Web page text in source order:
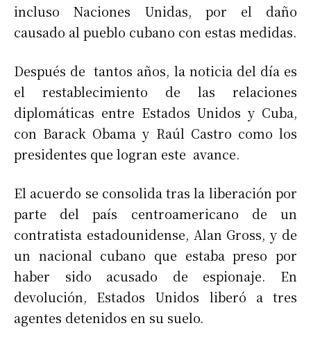
incluso Naciones Unidas, por el daño
causado al pueblo cubano con estas medidas.
Después de tantos años, la noticia del día es
el restablecimiento de las relaciones
diplomáticas entre Estados Unidos y Cuba,
con Barack Obama y Raúl Castro como los
presidentes que logran este avance.
El acuerdo se consolida tras la liberación por
parte del país centroamericano de un
contratista estadounidense, Alan Gross, y de
un nacional cubano que estaba preso por
haber sido acusado de espionaje. En
devolución, Estados Unidos liberó a tres
agentes detenidos en su suelo.